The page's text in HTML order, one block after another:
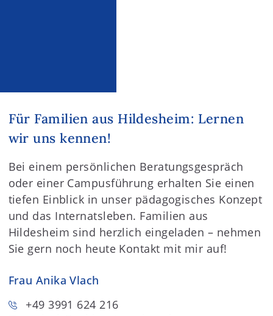
Für Familien aus Hildesheim: Lernen
wir uns kennen!
Bei einem persönlichen Beratungsgespräch
oder einer Campusführung erhalten Sie einen
tiefen Einblick in unser pädagogisches Konzept
und das Internatsleben. Familien aus
Hildesheim sind herzlich eingeladen – nehmen
Sie gern noch heute Kontakt mit mir auf!
Frau Anika Vlach
+49 3991 624 216